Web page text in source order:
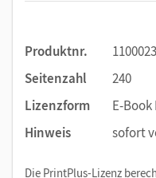
Produktnr.
Seitenzahl
240
Lizenzform
E-
Hinweis
sofort
Die PrintPlus-Lizenz